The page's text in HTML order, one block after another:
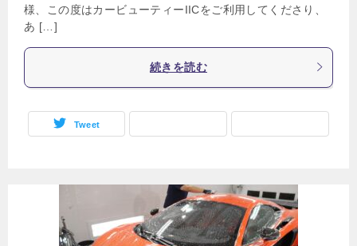
様、この度はカービューティーIICをご利用してくださり、
あ […]
続きを読む
Tweet